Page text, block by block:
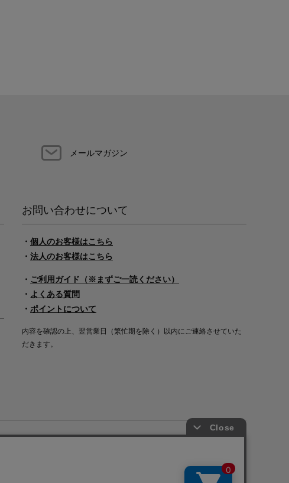
メールマガジン
お問い合わせについて
・ 個人のお客様はこちら
・ 法人のお客様はこちら
・ ご利用ガイド（※まずご一読ください）
・ よくある質問
・ ポイントについて
内容を確認の上、翌営業日（繁忙期を除く）以内にご連絡させていた
だきます。